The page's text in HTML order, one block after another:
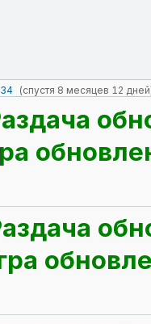
(спустя 8 месяцев 12